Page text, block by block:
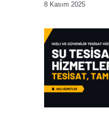
8 Kasım 2025